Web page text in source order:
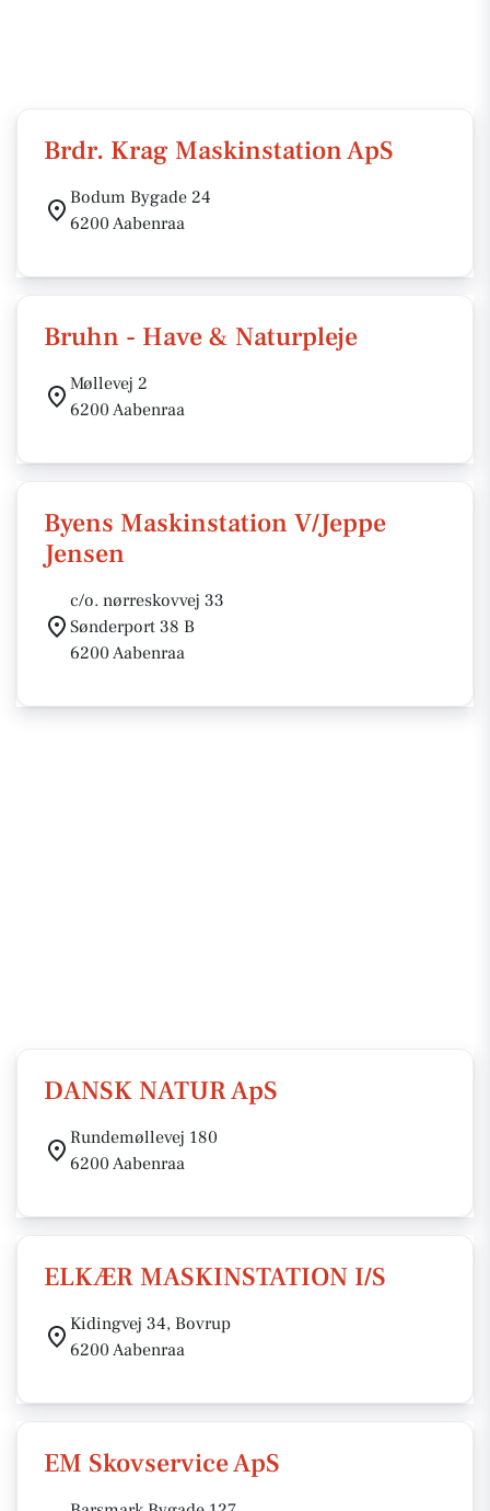
Brdr. Krag Maskinstation ApS
Bodum Bygade 24
6200 Aabenraa
Bruhn - Have & Naturpleje
Møllevej 2
6200 Aabenraa
Byens Maskinstation V/Jeppe
Jensen
c/o. nørreskovvej 33
Sønderport 38 B
6200 Aabenraa
DANSK NATUR ApS
Rundemøllevej 180
6200 Aabenraa
ELKÆR MASKINSTATION I/S
Kidingvej 34, Bovrup
6200 Aabenraa
EM Skovservice ApS